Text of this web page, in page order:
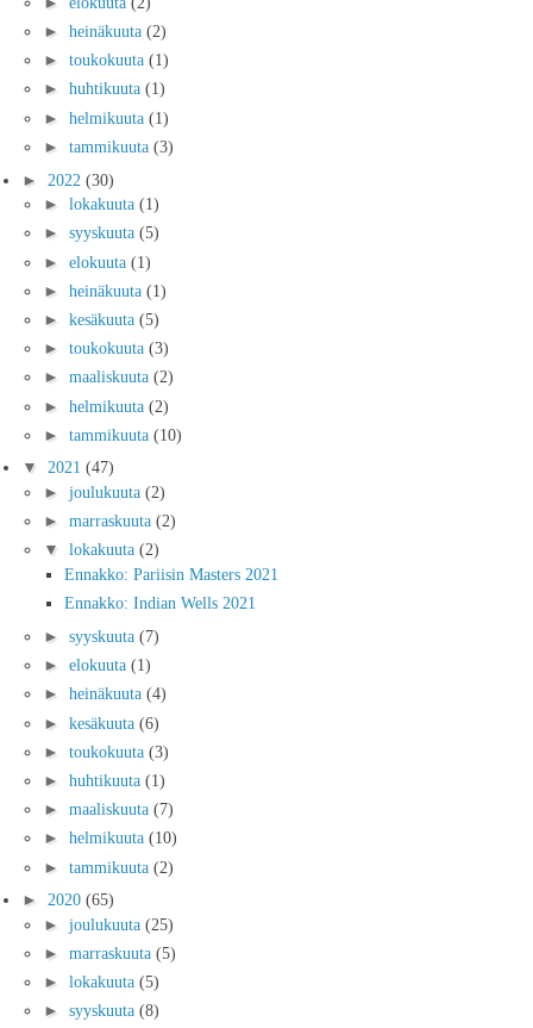
► heinäkuuta (2)
► toukokuuta (1)
► huhtikuuta (1)
► helmikuuta (1)
► tammikuuta (3)
► 2022 (30)
► lokakuuta (1)
► syyskuuta (5)
► elokuuta (1)
► heinäkuuta (1)
► kesäkuuta (5)
► toukokuuta (3)
► maaliskuuta (2)
► helmikuuta (2)
► tammikuuta (10)
▼ 2021 (47)
► joulukuuta (2)
► marraskuuta (2)
▼ lokakuuta (2)
Ennakko: Pariisin Masters 2021
Ennakko: Indian Wells 2021
► syyskuuta (7)
► elokuuta (1)
► heinäkuuta (4)
► kesäkuuta (6)
► toukokuuta (3)
► huhtikuuta (1)
► maaliskuuta (7)
► helmikuuta (10)
► tammikuuta (2)
► 2020 (65)
► joulukuuta (25)
► marraskuuta (5)
► lokakuuta (5)
► syyskuuta (8)